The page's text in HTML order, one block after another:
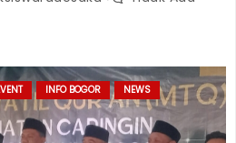
INFO BOGOR
NEWS